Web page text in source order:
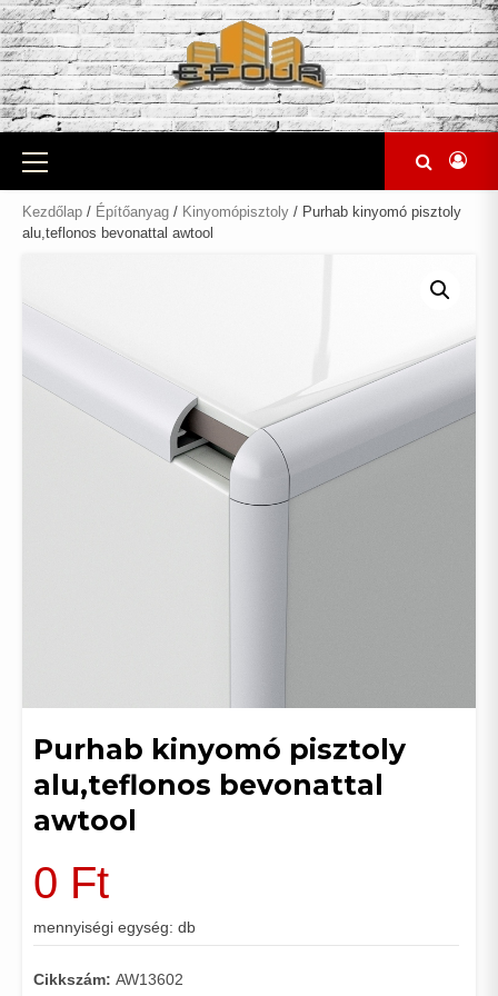
Skip
to
content
Primary
Menu
Kezdőlap / Építőanyag / Kinyomópisztoly / Purhab kinyomó pisztoly
alu,teflonos bevonattal awtool
Purhab kinyomó pisztoly
alu,teflonos bevonattal
awtool
0 Ft
mennyiségi egység: db
Cikkszám: AW13602